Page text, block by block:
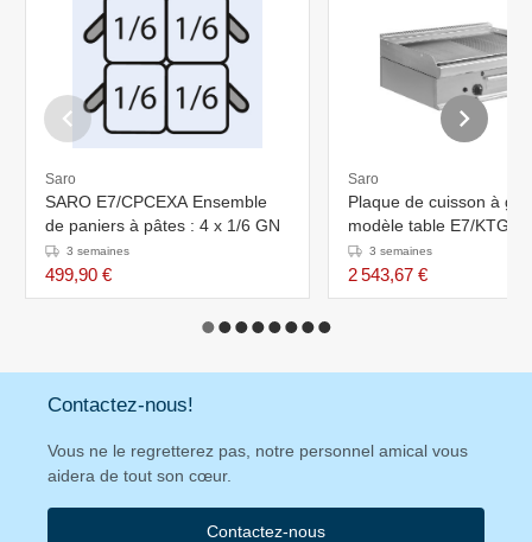
Saro
SARO E7/CPCEXA Ensemble
de paniers à pâtes : 4 x 1/6 GN
3 semaines
499,90 €
Saro
Plaque de cuisson à
modèle table E7/
3 semaines
2 543,67 €
Contactez-nous!
Vous ne le regretterez pas, notre personnel amical vous
aidera de tout son cœur.
Contactez-nous